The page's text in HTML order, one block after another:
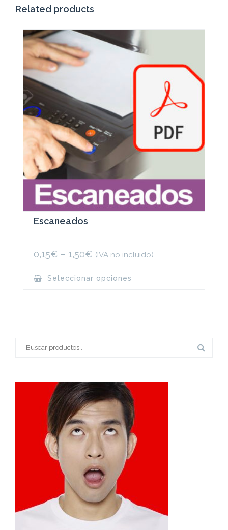
Related products
Escaneados
0,15€ – 1,50€ (IVA no incluido)
Seleccionar opciones
page